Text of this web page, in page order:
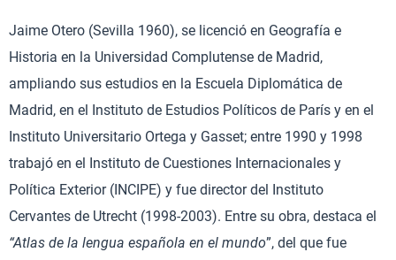
Jaime Otero (Sevilla 1960), se licenció en Geografía e
Historia en la Universidad Complutense de Madrid,
ampliando sus estudios en la Escuela Diplomática de
Madrid, en el Instituto de Estudios Políticos de París y en el
Instituto Universitario Ortega y Gasset; entre 1990 y 1998
trabajó en el Instituto de Cuestiones Internacionales y
Política Exterior (INCIPE) y fue director del Instituto
Cervantes de Utrecht (1998-2003). Entre su obra, destaca el
“Atlas de la lengua española en el mundo”, del que fue